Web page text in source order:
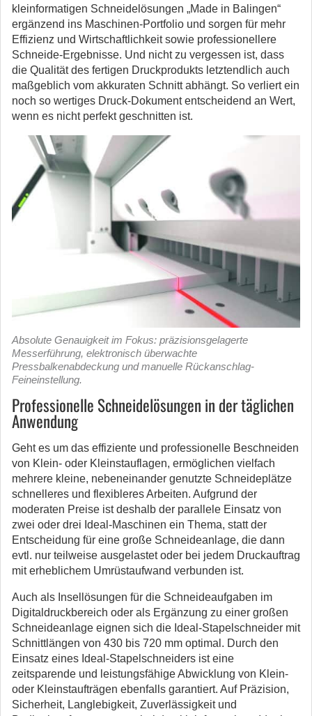
kleinformatigen Schneidelösungen „Made in Balingen“
ergänzend ins Maschinen-Portfolio und sorgen für mehr
Effizienz und Wirtschaftlichkeit sowie professionellere
Schneide-Ergebnisse. Und nicht zu vergessen ist, dass
die Qualität des fertigen Druckprodukts letztendlich auch
maßgeblich vom akkuraten Schnitt abhängt. So verliert ein
noch so wertiges Druck-Dokument entscheidend an Wert,
wenn es nicht perfekt geschnitten ist.
Absolute Genauigkeit im Fokus: präzisionsgelagerte
Messerführung, elektronisch überwachte
Pressbalkenabdeckung und manuelle Rückanschlag-
Feineinstellung.
Professionelle Schneidelösungen in der täglichen
Anwendung
Geht es um das effiziente und professionelle Beschneiden
von Klein- oder Kleinstauflagen, ermöglichen vielfach
mehrere kleine, nebeneinander genutzte Schneideplätze
schnelleres und flexibleres Arbeiten. Aufgrund der
moderaten Preise ist deshalb der parallele Einsatz von
zwei oder drei Ideal-Maschinen ein Thema, statt der
Entscheidung für eine große Schneideanlage, die dann
evtl. nur teilweise ausgelastet oder bei jedem Druckauftrag
mit erheblichem Umrüstaufwand verbunden ist.
Auch als Insellösungen für die Schneideaufgaben im
Digitaldruckbereich oder als Ergänzung zu einer großen
Schneideanlage eignen sich die Ideal-Stapelschneider mit
Schnittlängen von 430 bis 720 mm optimal. Durch den
Einsatz eines Ideal-Stapelschneiders ist eine
zeitsparende und leistungsfähige Abwicklung von Klein-
oder Kleinstaufträgen ebenfalls garantiert. Auf Präzision,
Sicherheit, Langlebigkeit, Zuverlässigkeit und